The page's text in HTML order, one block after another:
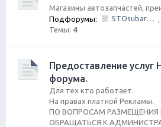
Магазины автозапчастей,
Подфорумы:
STOsubaru.COM Интернет-магазин (на Севере Города) ,
Темы: 4
Предоставление услуг
форума.
Для тех кто работает.
На правах платной Рекламы.
ПО ВОПРОСАМ РАЗМЕЩЕНИЯ
ОБРАЩАТЬСЯ К